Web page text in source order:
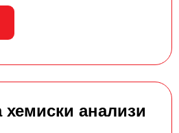
хемиски анализи